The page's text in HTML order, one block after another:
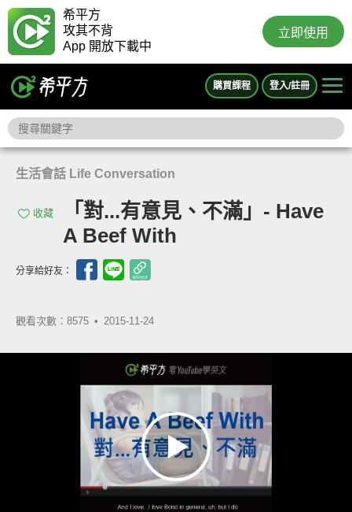
希平方
攻其不背
App 開放下載中
立即使用
購買課程 登入/註冊
生活會話 Life Conversation
收藏
「對...有意見、不滿」- Have
A Beef With
分享給好友：
觀看次數：8575 • 2015-11-24